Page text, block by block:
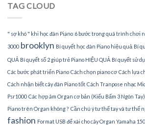
TAG CLOUD
" sợ khó " khi học đàn Piano 6 bước trong quá trình chơi
3000 brooklyn Bí quyết học đàn Piano hiệu quả Bí
QUẢ Bí quyết số 2 giúp trẻ Piano HIỆU QUẢ Bí quyết sử
Các bước phát triển Piano Cách chọn piano cơ Cách lựa
Cách nhận biết cây đàn Piano tốt Cách Tranpose nhạc
Psr1000 Các hợp âm Organ cơ bản (Kiểu Bấm 3 Ngón Tay)
Piano trên Organ không ? Cần chú ý tư thế tay và tư thế
fashion Format USB để xài cho cây Organ Yamaha